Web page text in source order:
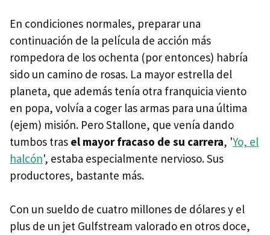
En condiciones normales, preparar una
continuación de la película de acción más
rompedora de los ochenta (por entonces) habría
sido un camino de rosas. La mayor estrella del
planeta, que además tenía otra franquicia viento
en popa, volvía a coger las armas para una última
(ejem) misión. Pero Stallone, que venía dando
tumbos tras el mayor fracaso de su carrera, 'Yo, el
halcón', estaba especialmente nervioso. Sus
productores, bastante más.
Con un sueldo de cuatro millones de dólares y el
plus de un jet Gulfstream valorado en otros doce,